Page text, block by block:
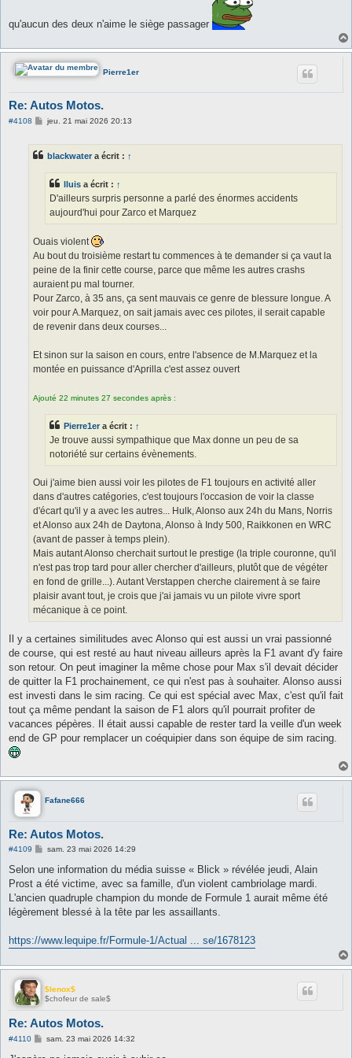
qu'aucun des deux n'aime le siège passager
Pierre1er
Re: Autos Motos.
#4108
M
a
jeu. 21 mai 2026 20:13
blackwater a écrit : ↑
lluis a écrit : ↑
D'ailleurs surpris personne a parlé des énormes accidents
aujourd'hui pour Zarco et Marquez
Ouais violent
Au bout du troisième restart tu commences à te demander si ça vaut la
peine de la finir cette course, parce que même les autres crashs
auraient pu mal tourner.
Pour Zarco, à 35 ans, ça sent mauvais ce genre de blessure longue. A
voir pour A.Marquez, on sait jamais avec ces pilotes, il serait capable
de revenir dans deux courses...
Et sinon sur la saison en cours, entre l'absence de M.Marquez et la
montée en puissance d'Aprilla c'est assez ouvert
Ajouté 22 minutes 27 secondes après :
Pierre1era écrit : ↑
Je trouve aussi sympathique que Max donne un peu de sa
notoriété sur certains évènements.
Oui j'aime bien aussi voir les pilotes de F1 toujours en activité aller
dans d'autres catégories, c'est toujours l'occasion de voir la classe
d'écart qu'il y a avec les autres... Hulk, Alonso aux 24h du Mans, Norris
et Alonso aux 24h de Daytona, Alonso à Indy 500, Raikkonen en WRC
(avant de passer à temps plein).
Mais autant Alonso cherchait surtout le prestige (la triple couronne, qu'il
n'est pas trop tard pour aller chercher d'ailleurs, plutôt que de végéter
en fond de grille...). Autant Verstappen cherche clairement à se faire
plaisir avant tout, je crois que j'ai jamais vu un pilote vivre sport
mécanique à ce point.
Il y a certaines similitudes avec Alonso qui est aussi un vrai passionné
de course, qui est resté au haut niveau ailleurs après la F1 avant d'y faire
son retour. On peut imaginer la même chose pour Max s'il devait décider
de quitter la F1 prochainement, ce qui n'est pas à souhaiter. Alonso aussi
est investi dans le sim racing. Ce qui est spécial avec Max, c'est qu'il fait
tout ça même pendant la saison de F1 alors qu'il pourrait profiter de
vacances pépères. Il était aussi capable de rester tard la veille d'un week
end de GP pour remplacer un coéquipier dans son équipe de sim racing.
Fafane666
Re: Autos Motos.
#4109
M
s
a
g
sam. 23 mai 2026 14:29
Selon une information du média suisse « Blick » révélée jeudi, Alain
Prost a été victime, avec sa famille, d'un violent cambriolage mardi.
L'ancien quadruple champion du monde de Formule 1 aurait même été
légèrement blessé à la tête par les assaillants.
https://www.lequipe.fr/Formule-1/Actual ... se/1678123
$lenox$
$chofeur de sale$
Re: Autos Motos.
#4110
Msam. 23 mai 2026 14:32